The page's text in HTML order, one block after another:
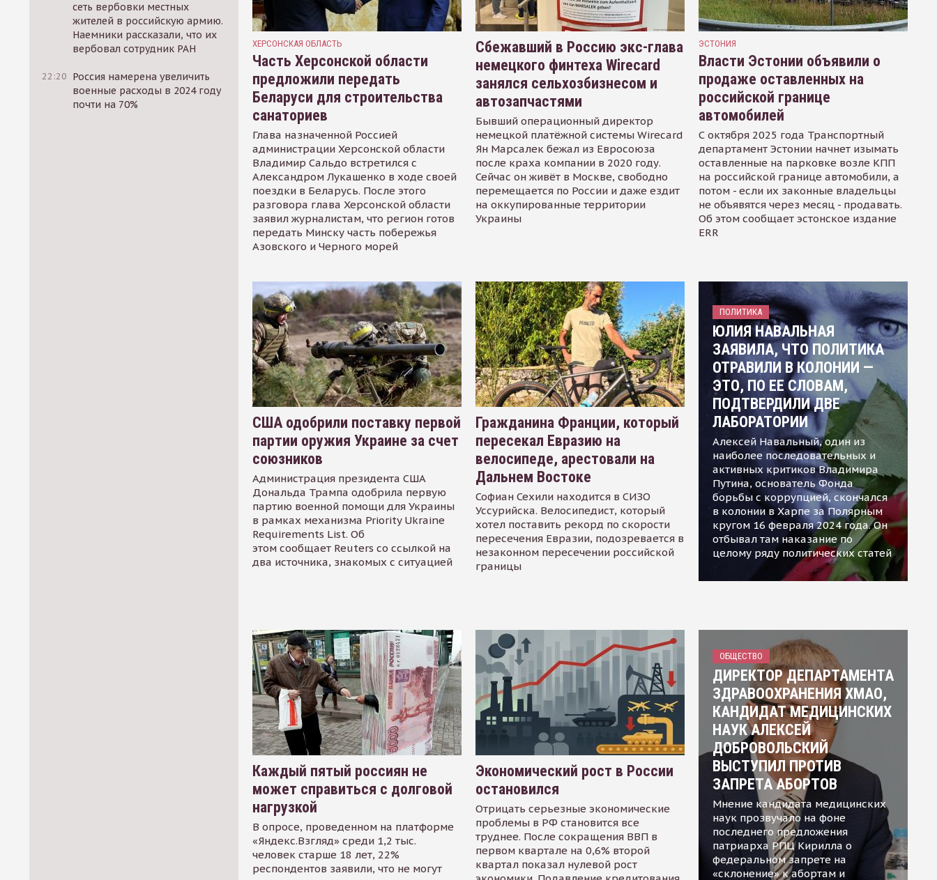
сеть вербовки местных
жителей в российскую армию.
Наемники рассказали, что их
вербовал сотрудник РАН
22:20 Россия намерена увеличить
военные расходы в 2024 году
почти на 70%
ХЕРСОНСКАЯ ОБЛАСТЬ
Часть Херсонской области
предложили передать
Беларуси для строительства
санаториев
Глава назначенной Россией
администрации Херсонской области
Владимир Сальдо встретился с
Александром Лукашенко в ходе своей
поездки в Беларусь. После этого
разговора глава Херсонской области
заявил журналистам, что регион готов
передать Минску часть побережья
Азовского и Черного морей
Сбежавший в Россию экс-глава
немецкого финтеха Wirecard
занялся сельхозбизнесом и
автозапчастями
Бывший операционный директор
немецкой платёжной системы Wirecard
Ян Марсалек бежал из Евросоюза
после краха компании в 2020 году.
Сейчас он живёт в Москве, свободно
перемещается по России и даже ездит
на оккупированные территории
Украины
ЭСТОНИЯ
Власти Эстонии объявили о
продаже оставленных на
российской границе
автомобилей
С октября 2025 года Транспортный
департамент Эстонии начнет изымать
оставленные на парковке возле КПП
на российской границе автомобили, а
потом - если их законные владельцы
не объявятся через месяц - продавать.
Об этом сообщает эстонское издание
ERR
США одобрили поставку первой
партии оружия Украине за счет
союзников
Администрация президента США
Дональда Трампа одобрила первую
партию военной помощи для Украины
в рамках механизма Priority Ukraine
Requirements List. Об
этом сообщает Reuters со ссылкой на
два источника, знакомых с ситуацией
Гражданина Франции, который
пересекал Евразию на
велосипеде, арестовали на
Дальнем Востоке
Софиан Сехили находится в СИЗО
Уссурийска. Велосипедист, который
хотел поставить рекорд по скорости
пересечения Евразии, подозревается в
незаконном пересечении российской
границы
ПОЛИТИКА
ЮЛИЯ НАВАЛЬНАЯ
ЗАЯВИЛА, ЧТО ПОЛИТИКА
ОТРАВИЛИ В КОЛОНИИ —
ЭТО, ПО ЕЕ СЛОВАМ,
ПОДТВЕРДИЛИ ДВЕ
ЛАБОРАТОРИИ
Алексей Навальный, один из
наиболее последовательных и
активных критиков Владимира
Путина, основатель Фонда
борьбы с коррупцией, скончался
в колонии в Харпе за Полярным
кругом 16 февраля 2024 года. Он
отбывал там наказание по
целому ряду политических статей
Каждый пятый россиян не
может справиться с долговой
нагрузкой
В опросе, проведенном на платформе
«Яндекс.Взгляд» среди 1,2 тыс.
человек старше 18 лет, 22%
респондентов заявили, что не могут
Экономический рост в России
остановился
Отрицать серьезные экономические
проблемы в РФ становится все
труднее. После сокращения ВВП в
первом квартале на 0,6% второй
квартал показал нулевой рост
ОБЩЕСТВО
ДИРЕКТОР ДЕПАРТАМЕНТА
ЗДРАВООХРАНЕНИЯ ХМАО,
КАНДИДАТ МЕДИЦИНСКИХ
НАУК АЛЕКСЕЙ
ДОБРОВОЛЬСКИЙ
ВЫСТУПИЛ ПРОТИВ
ЗАПРЕТА АБОРТОВ
Мнение кандидата медицинских
наук прозвучало на фоне
последнего предложения
патриарха РПЦ Кирилла о
федеральном запрете на
«склонение» к абортам и